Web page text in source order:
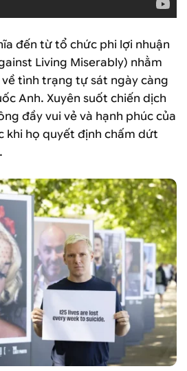
đến từ tổ chức phi lợi nhuận
Living Miserably) nhằm
tình trạng tự sát ngày càng
Anh. Xuyên suốt chiến dịch
đầy vui vẻ và hạnh phúc của
khi họ quyết định chấm dứt